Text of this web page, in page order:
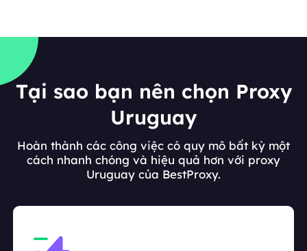
Tại sao bạn nên chọn Proxy
Uruguay
Hoàn thành các công việc có quy mô bất kỳ một
cách nhanh chóng và hiệu quả hơn với proxy
Uruguay của BestProxy.